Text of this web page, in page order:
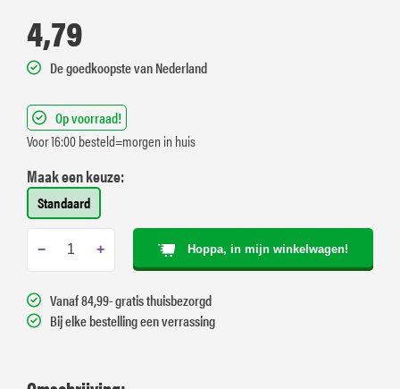
4,79
De goedkoopste van Nederland
Op voorraad!
Voor 16:00 besteld=morgen in huis
Maak een keuze:
Standaard
− + Hoppa, in mijn winkelwagen!
Vanaf 84,99- gratis thuisbezorgd
Bij elke bestelling een verrassing